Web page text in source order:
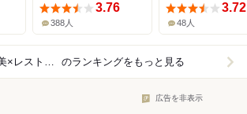
3.76
388人
3.72
48人
白山・能美×レストラン のランキングをもっと見る
広告を非表示